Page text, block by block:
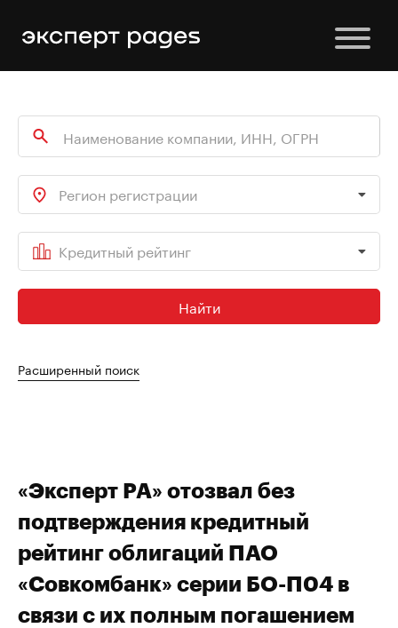
Регион регистрации
Кредитный рейтинг
Найти
Расширенный поиск
«Эксперт РА» отозвал без
подтверждения кредитный
рейтинг облигаций ПАО
«Совкомбанк» серии БО-П04 в
связи с их полным погашением